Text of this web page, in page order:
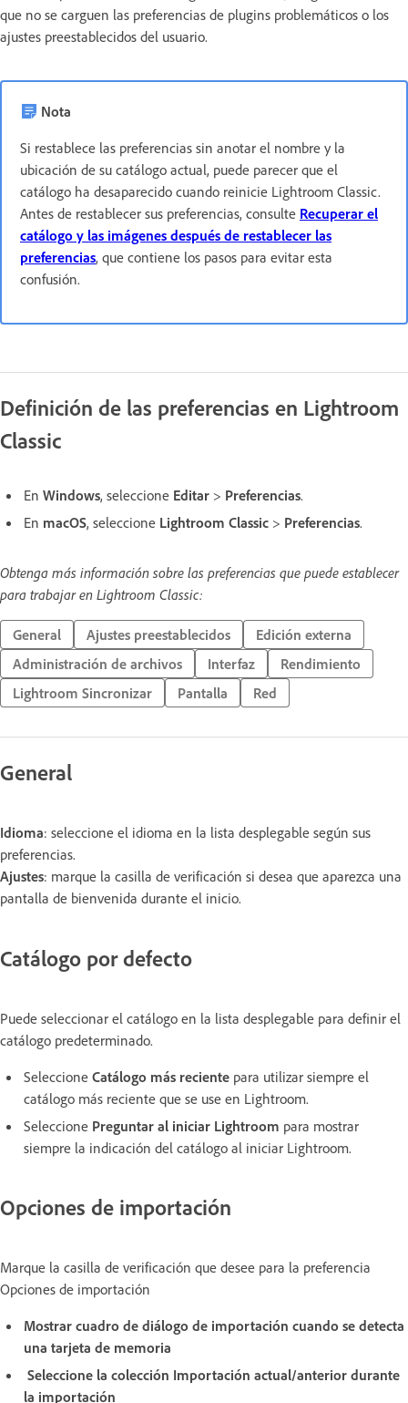
que no se carguen las preferencias de plugins problemáticos o los
ajustes preestablecidos del usuario.
Nota
Si restablece las preferencias sin anotar el nombre y la
ubicación de su catálogo actual, puede parecer que el
catálogo ha desaparecido cuando reinicie Lightroom Classic.
Antes de restablecer sus preferencias, consulte Recuperar el
catálogo y las imágenes después de restablecer las
preferencias, que contiene los pasos para evitar esta
confusión.
Definición de las preferencias en Lightroom
Classic
En Windows, seleccione Editar > Preferencias.
En macOS, seleccione Lightroom Classic > Preferencias.
Obtenga más información sobre las preferencias que puede establecer
para trabajar en Lightroom Classic:
General Ajustes preestablecidos
Edición externa
Administración de archivos
Interfaz
Rendimiento
Lightroom Sincronizar
Pantalla Red
General
Idioma: seleccione el idioma en la lista desplegable según sus
preferencias.
Ajustes: marque la casilla de verificación si desea que aparezca una
pantalla de bienvenida durante el inicio.
Catálogo por defecto
Puede seleccionar el catálogo en la lista desplegable para definir el
catálogo predeterminado.
Seleccione Catálogo más reciente para utilizar siempre el
catálogo más reciente que se use en Lightroom.
Seleccione Preguntar al iniciar Lightroom para mostrar
siempre la indicación del catálogo al iniciar Lightroom.
Opciones de importación
Marque la casilla de verificación que desee para la preferencia
Opciones de importación
Mostrar cuadro de diálogo de importación cuando se detecta
una tarjeta de memoria
Seleccione la colección Importación actual/anterior durante
la importación